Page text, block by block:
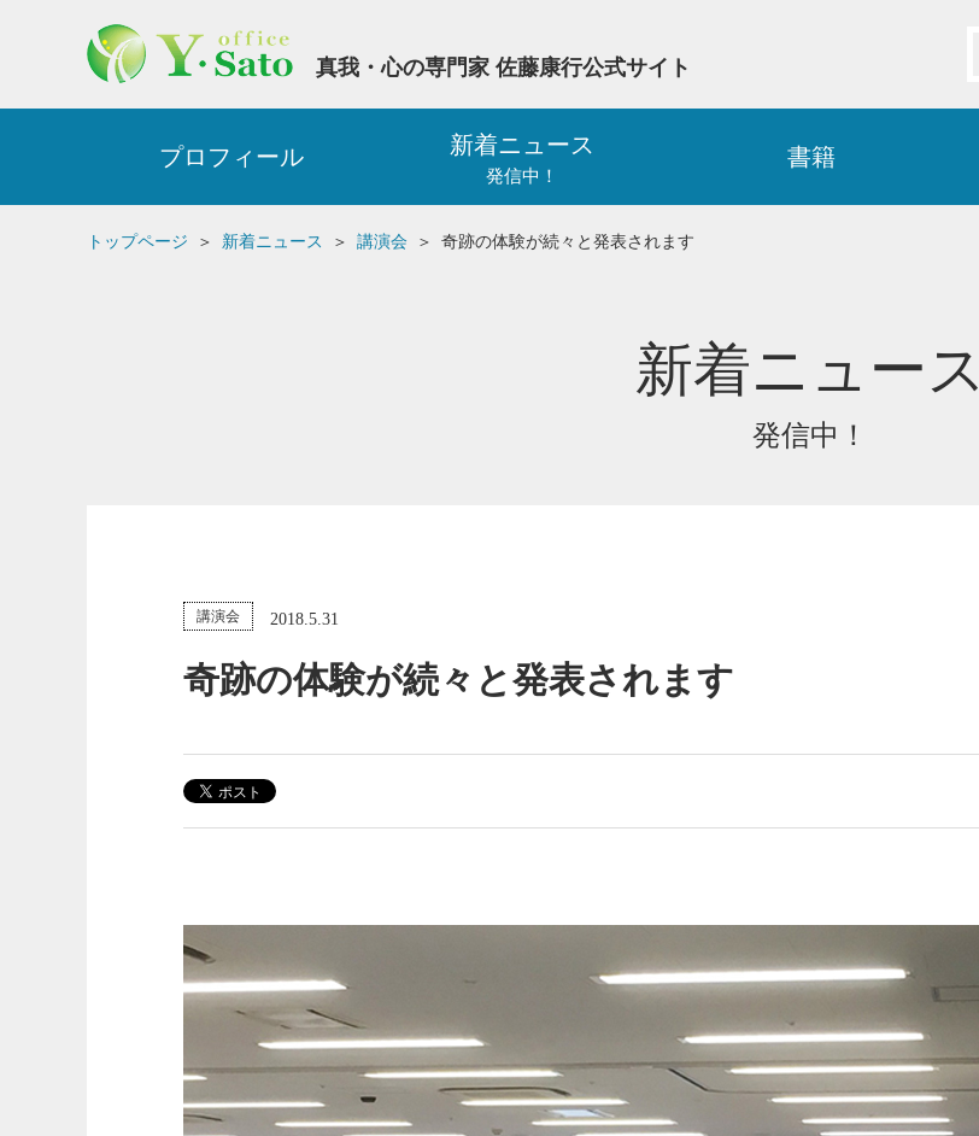
真我・心の専門家 佐藤康行公式サイト
プロフィール 新着ニュース
発信中！
書籍
トップページ 新着ニュース 講演会 奇跡の体験が続々と発表されます
新着ニュース
発信中！
講演会 2018.5.31
奇跡の体験が続々と発表されます